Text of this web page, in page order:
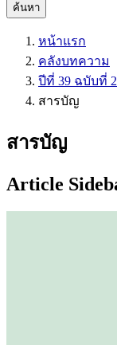
ค้นหา
หน้าแรก
คลังบทความ
ปีที่ 39 ฉบับที่
สารบัญ
สารบัญ
Article